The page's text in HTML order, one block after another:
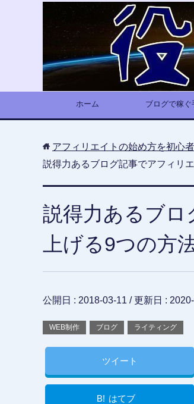
ホーム ブログで稼ぐ
アフィリエイトの始め方を初心
説得力あるブログ記事でアフィリ
説得力あるブロ
上げる9つの方
公開日 : 2018-03-11 / 更新日 :
WEB制作 ブログ ライティング
ツイート
B! はてブ